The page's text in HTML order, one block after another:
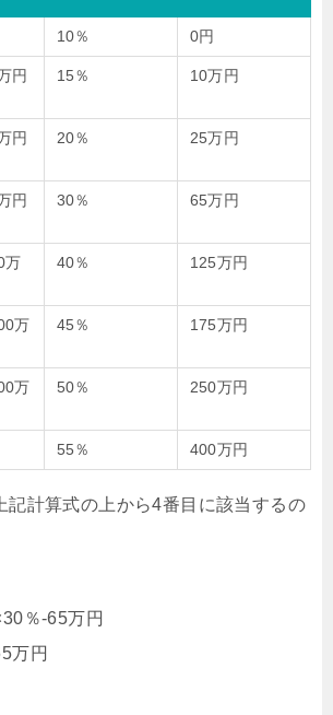
10％ 0円
円
15％ 10万円
円
20％ 25万円
円
30％ 65万円
万
40％ 125万円
万
45％ 175万円
万
50％ 250万円
55％ 400万円
記計算式の上から4番目に該当するの
％-65万円
万円